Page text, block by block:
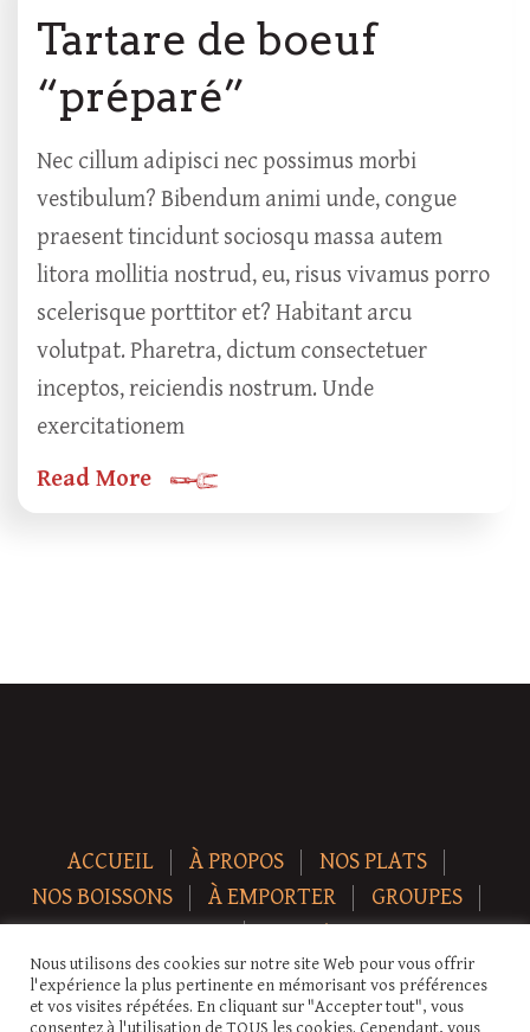
Tartare de boeuf
“préparé”
Nec cillum adipisci nec possimus morbi
vestibulum? Bibendum animi unde, congue
praesent tincidunt sociosqu massa autem
litora mollitia nostrud, eu, risus vivamus porro
scelerisque porttitor et? Habitant arcu
volutpat. Pharetra, dictum consectetuer
inceptos, reiciendis nostrum. Unde
exercitationem
Read More
ACCUEIL À PROPOS
NOS PLATS
NOS BOISSONS
À EMPORTER
GROUPES
NEWS
CONTACT
Copyright © 2026 Auberge-ecurie. Tous droits réservés.
Nous utilisons des cookies sur notre site Web pour vous offrir
l'expérience la plus pertinente en mémorisant vos préférences
et vos visites répétées. En cliquant sur "Accepter tout", vous
consentez à l'utilisation de TOUS les cookies. Cependant, vous